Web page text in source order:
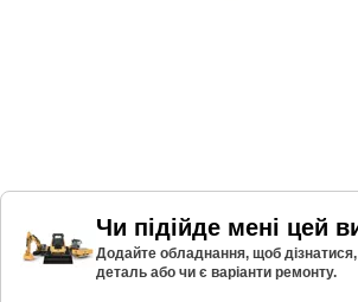
Чи підійде мені цей
Додайте обладнання, щоб
деталь або чи є варіанти ремонту.